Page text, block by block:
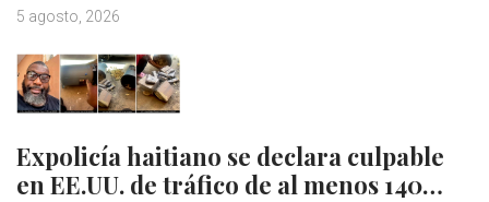
5 agosto, 2026
Expolicía haitiano se declara culpable
en EE.UU. de tráfico de al menos 140…